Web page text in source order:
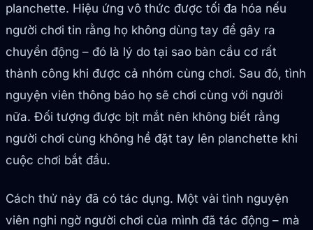
planchette. Hiệu ứng vô thức được tối đa hóa nếu
người chơi tin rằng họ không dùng tay để gây ra
chuyển động – đó là lý do tại sao bàn cầu cơ rất
thành công khi được cả nhóm cùng chơi. Sau đó, tình
nguyện viên thông báo họ sẽ chơi cùng với người
nữa. Đối tượng được bịt mắt nên không biết rằng
người chơi cùng không hề đặt tay lên planchette khi
cuộc chơi bắt đầu.
Cách thử này đã có tác dụng. Một vài tình nguyện
viên nghi ngờ người chơi của mình đã tác động – mà